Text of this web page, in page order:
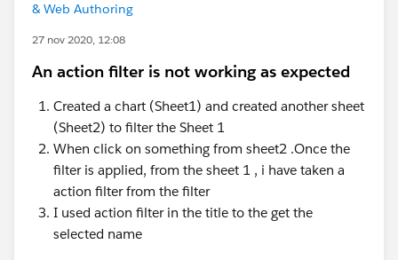
& Web Authoring
27 nov 2020, 12:08
An action filter is not working as expected
Created a chart (Sheet1) and created another sheet
(Sheet2) to filter the Sheet 1
When click on something from sheet2 .Once the
filter is applied, from the sheet 1 , i have taken a
action filter from the filter
I used action filter in the title to the get the
selected name